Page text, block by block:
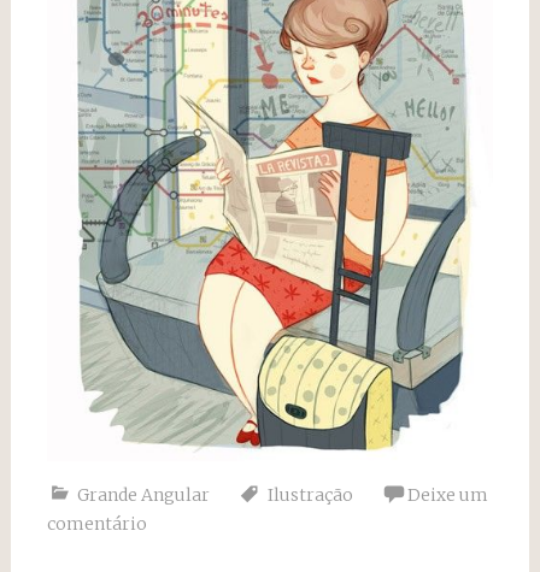
Grande Angular Ilustração
Deixe um
comentário